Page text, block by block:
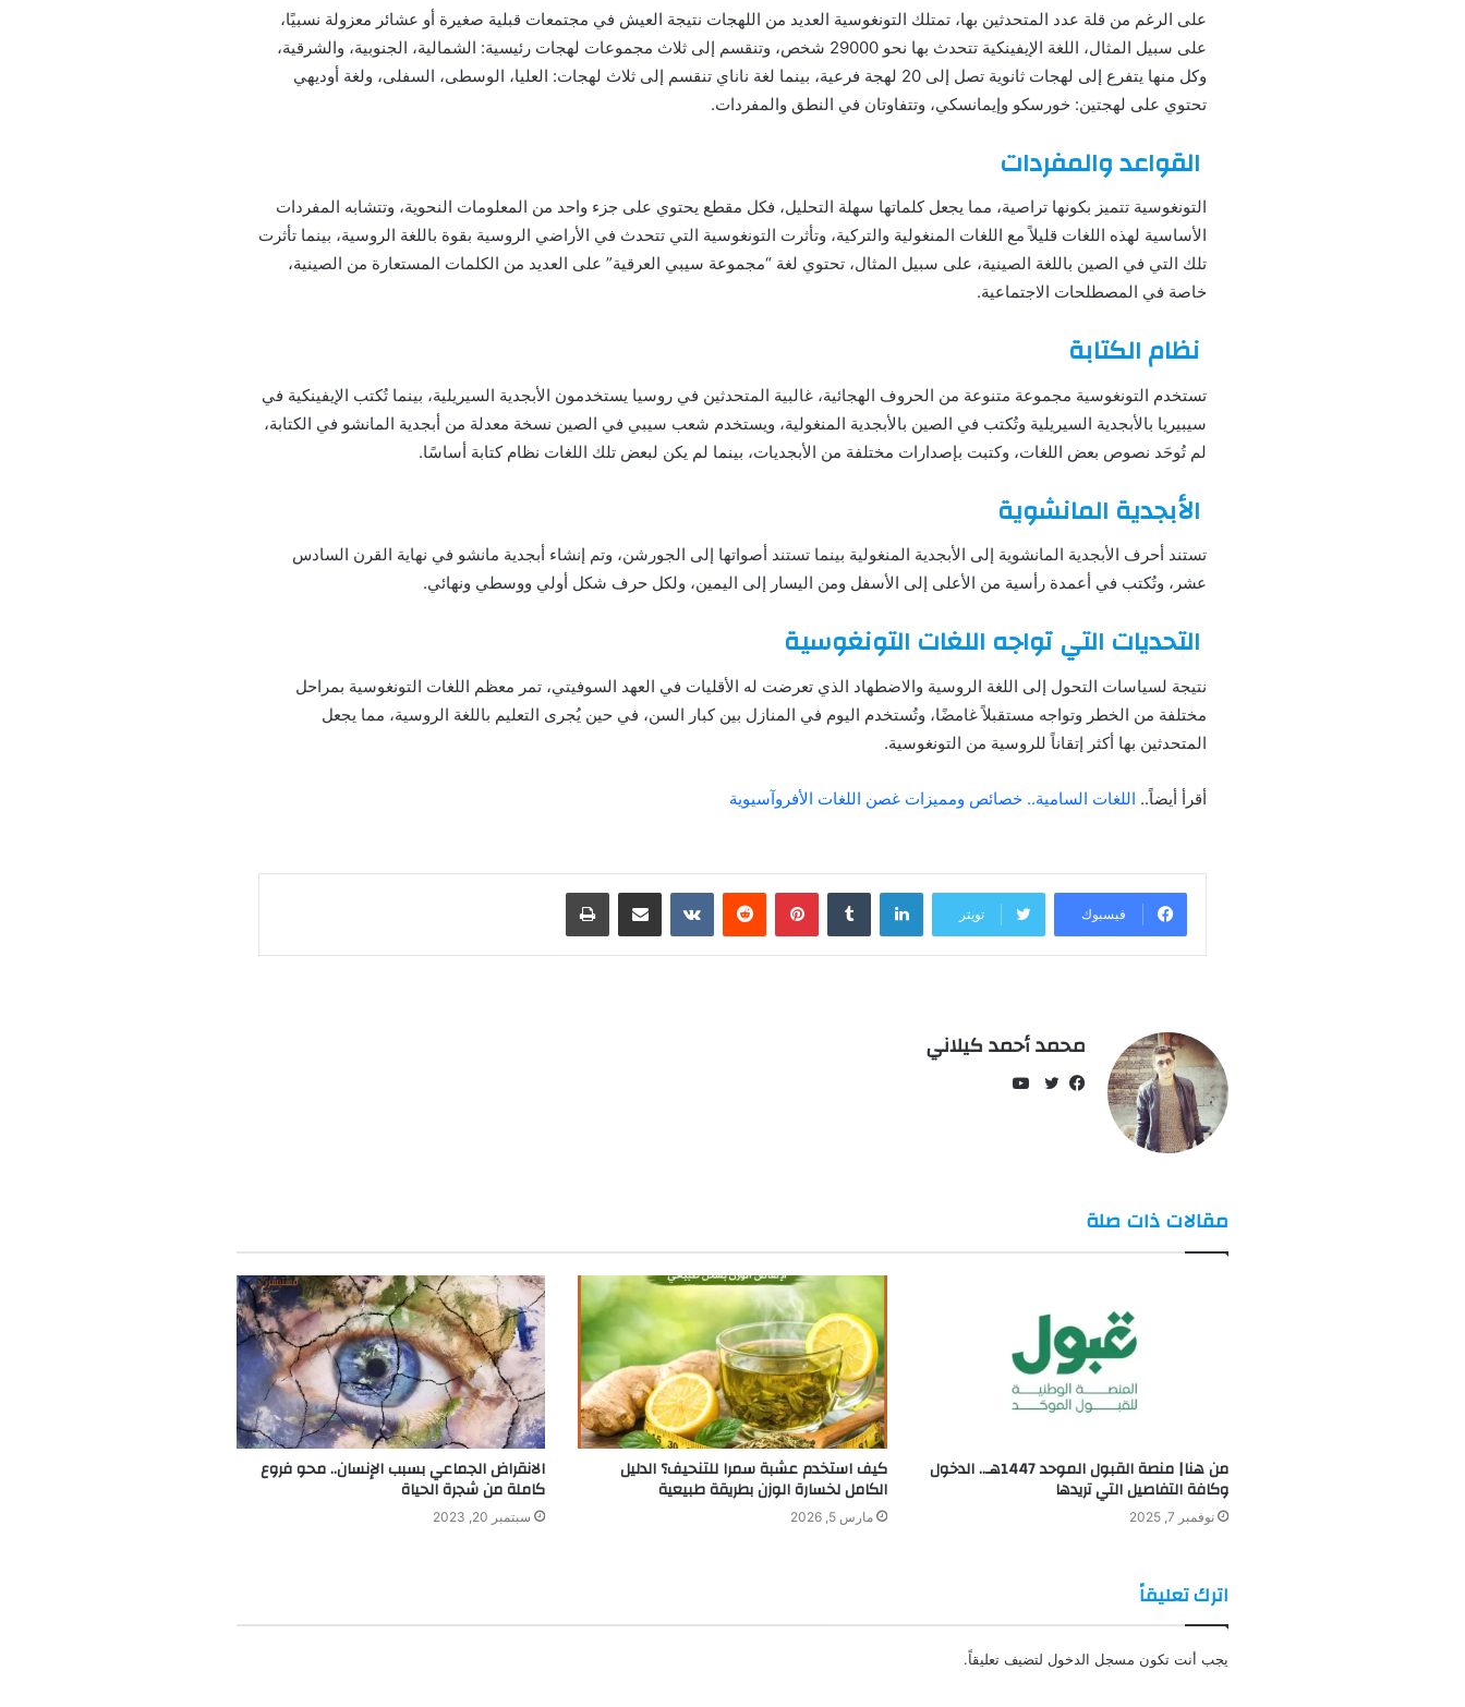
على الرغم من قلة عدد المتحدثين بها، تمتلك التونغوسية العديد من اللهجات نتيجة العيش في مجتمعات قبلية صغيرة أو عشائر معزولة نسبيًا،
على سبيل المثال، اللغة الإيفينكية تتحدث بها نحو 29000 شخص، وتنقسم إلى ثلاث مجموعات لهجات رئيسية: الشمالية، الجنوبية، والشرقية،
وكل منها يتفرع إلى لهجات ثانوية تصل إلى 20 لهجة فرعية، بينما لغة ناناي تنقسم إلى ثلاث لهجات: العليا، الوسطى، السفلى، ولغة أوديهي
تحتوي على لهجتين: خورسكو وإيمانسكي، وتتفاوتان في النطق والمفردات.
القواعد والمفردات
التونغوسية تتميز بكونها تراصية، مما يجعل كلماتها سهلة التحليل، فكل مقطع يحتوي على جزء واحد من المعلومات النحوية، وتتشابه المفردات
الأساسية لهذه اللغات قليلاً مع اللغات المنغولية والتركية، وتأثرت التونغوسية التي تتحدث في الأراضي الروسية بقوة باللغة الروسية، بينما تأثرت
تلك التي في الصين باللغة الصينية، على سبيل المثال، تحتوي لغة “مجموعة سيبي العرقية” على العديد من الكلمات المستعارة من الصينية،
خاصة في المصطلحات الاجتماعية.
نظام الكتابة
تستخدم التونغوسية مجموعة متنوعة من الحروف الهجائية، غالبية المتحدثين في روسيا يستخدمون الأبجدية السيريلية، بينما تُكتب الإيفينكية في
سيبيريا بالأبجدية السيريلية وتُكتب في الصين بالأبجدية المنغولية، ويستخدم شعب سيبي في الصين نسخة معدلة من أبجدية المانشو في الكتابة،
لم تُوحَد نصوص بعض اللغات، وكتبت بإصدارات مختلفة من الأبجديات، بينما لم يكن لبعض تلك اللغات نظام كتابة أساسًا.
الأبجدية المانشوية
تستند أحرف الأبجدية المانشوية إلى الأبجدية المنغولية بينما تستند أصواتها إلى الجورشن، وتم إنشاء أبجدية مانشو في نهاية القرن السادس
عشر، وتُكتب في أعمدة رأسية من الأعلى إلى الأسفل ومن اليسار إلى اليمين، ولكل حرف شكل أولي ووسطي ونهائي.
التحديات التي تواجه اللغات التونغوسية
نتيجة لسياسات التحول إلى اللغة الروسية والاضطهاد الذي تعرضت له الأقليات في العهد السوفيتي، تمر معظم اللغات التونغوسية بمراحل
مختلفة من الخطر وتواجه مستقبلاً غامضًا، وتُستخدم اليوم في المنازل بين كبار السن، في حين يُجرى التعليم باللغة الروسية، مما يجعل
المتحدثين بها أكثر إتقاناً للروسية من التونغوسية.
أقرأ أيضاً.. اللغات السامية.. خصائص ومميزات غصن اللغات الأفروآسيوية
فيسبوك تويتر
لينكدإن بينتيريست مشاركة عبر البريد طباعة
محمد أحمد كيلاني
مقالات ذات صلة
من هنا| منصة القبول الموحد 1447هـ.. الدخول
وكافة التفاصيل التي تريدها
نوفمبر 7, 2025
كيف استخدم عشبة سمرا للتنحيف؟ الدليل
الكامل لخسارة الوزن بطريقة طبيعية
مارس 5, 2026
الانقراض الجماعي بسبب الإنسان.. محو فروع
كاملة من شجرة الحياة
سبتمبر 20, 2023
اترك تعليقاً
يجب أنت تكون مسجل الدخول لتضيف تعليقاً.